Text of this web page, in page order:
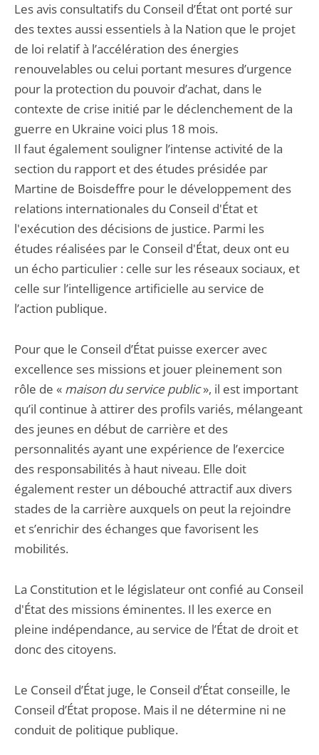
Les avis consultatifs du Conseil d’État ont porté sur
des textes aussi essentiels à la Nation que le projet
de loi relatif à l’accélération des énergies
renouvelables ou celui portant mesures d’urgence
pour la protection du pouvoir d’achat, dans le
contexte de crise initié par le déclenchement de la
guerre en Ukraine voici plus 18 mois.
Il faut également souligner l’intense activité de la
section du rapport et des études présidée par
Martine de Boisdeffre pour le développement des
relations internationales du Conseil d'État et
l'exécution des décisions de justice. Parmi les
études réalisées par le Conseil d'État, deux ont eu
un écho particulier : celle sur les réseaux sociaux, et
celle sur l’intelligence artificielle au service de
l’action publique.
Pour que le Conseil d’État puisse exercer avec
excellence ses missions et jouer pleinement son
rôle de « maison du service public», il est important
qu’il continue à attirer des profils variés, mélangeant
des jeunes en début de carrière et des
personnalités ayant une expérience de l’exercice
des responsabilités à haut niveau. Elle doit
également rester un débouché attractif aux divers
stades de la carrière auxquels on peut la rejoindre
et s’enrichir des échanges que favorisent les
mobilités.
La Constitution et le législateur ont confié au Conseil
d'État des missions éminentes. Il les exerce en
pleine indépendance, au service de l’État de droit et
donc des citoyens.
Le Conseil d’État juge, le Conseil d’État conseille, le
Conseil d’État propose. Mais il ne détermine ni ne
conduit de politique publique.